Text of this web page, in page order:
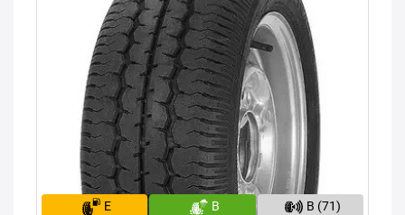
E B B (71)